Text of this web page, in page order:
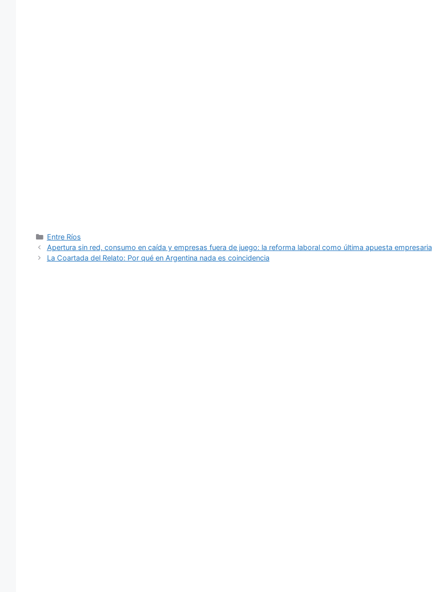
Categorías
Entre Ríos
Apertura sin red, consumo en caída y empresas fuera de juego: la reforma laboral como última apuesta empresaria
La Coartada del Relato: Por qué en Argentina nada es coincidencia